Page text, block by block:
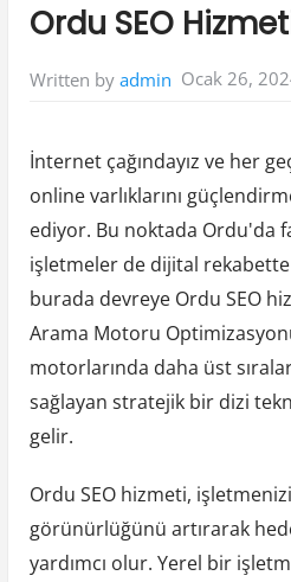
Ordu SEO
Written by admin Ocak 26,
İnternet çağındayız ve her
online varlıklarını
ediyor. Bu noktada Ordu'da
işletmeler de dijital
burada devreye Ordu SEO
Arama Motoru
motorlarında daha üst
sağlayan stratejik bir dizi
gelir.
Ordu SEO hizmeti,
görünürlüğünü artırarak
yardımcı olur. Yerel bir